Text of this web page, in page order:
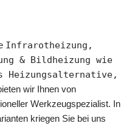
Infrarotheizung,
& Bildheizung wie
Heizungsalternative,
wir Ihnen von
Werkzeugspezialist. In
kriegen Sie bei uns